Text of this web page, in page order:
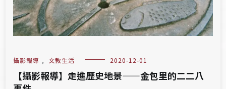
攝影報導 , 文教生活 2020-12-01
【攝影報導】走進歷史地景——金包里的二二八